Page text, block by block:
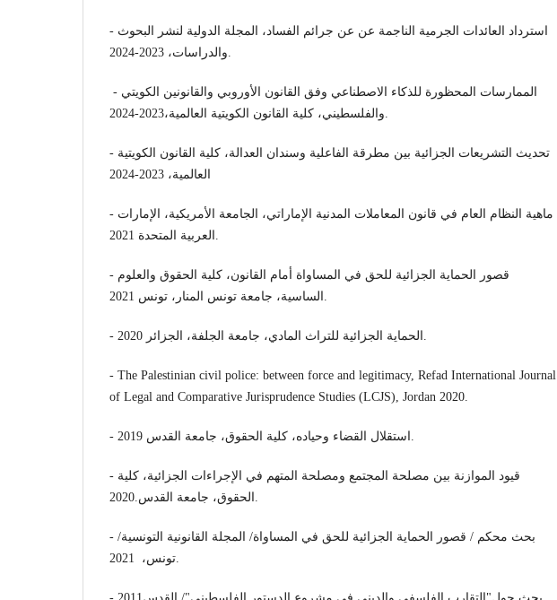
- استرداد العائدات الجرمية الناجمة عن عن جرائم الفساد، المجلة الدولية لنشر البحوث
والدراسات، 2023-2024.
- الممارسات المحظورة للذكاء الاصطناعي وفق القانون الأوروبي والقانونين الكويتي
والفلسطيني، كلية القانون الكويتية العالمية،2023-2024.
- تحديث التشريعات الجزائية بين مطرقة الفاعلية وسندان العدالة، كلية القانون الكويتية
العالمية، 2023-2024
- ماهية النظام العام في قانون المعاملات المدنية الإماراتي، الجامعة الأمريكية، الإمارات
العربية المتحدة 2021.
- قصور الحماية الجزائية للحق في المساواة أمام القانون، كلية الحقوق والعلوم
الساسية، جامعة تونس المنار، تونس 2021.
- الحماية الجزائية للتراث المادي، جامعة الجلفة، الجزائر 2020.
- The Palestinian civil police: between force and legitimacy, Refad International Journal
of Legal and Comparative Jurisprudence Studies (LCJS), Jordan 2020.
- استقلال القضاء وحياده، كلية الحقوق، جامعة القدس 2019.
- قيود الموازنة بين مصلحة المجتمع ومصلحة المتهم في الإجراءات الجزائية، كلية
الحقوق، جامعة القدس.2020.
- بحث محكم / قصور الحماية الجزائية للحق في المساواة/ المجلة القانونية التونسية/
تونس، 2021.